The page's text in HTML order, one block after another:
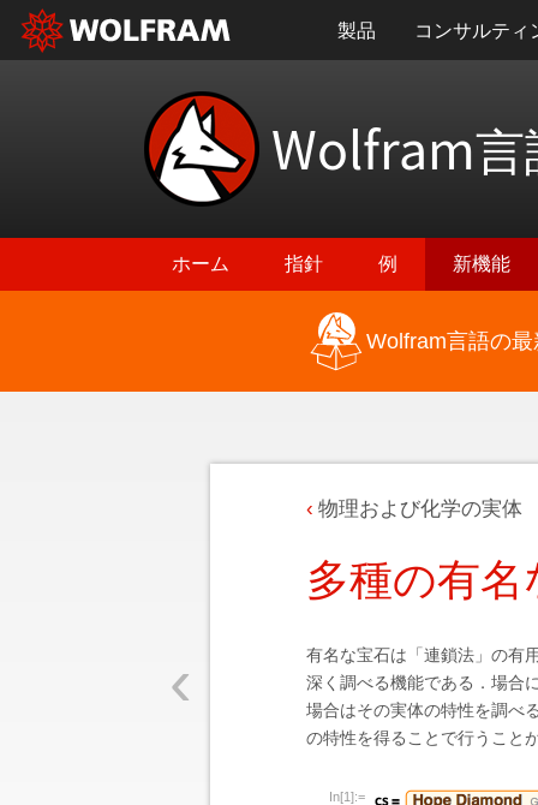
製品 コンサルティ
Wolfram言
ホーム 指針 例 新機能
Wolfram言語の
‹
物理および化学の実体
多種の有
有名な宝石は「連鎖法」の有
深く調べる機能である．場合
場合はその実体の特性を調べ
の特性を得ることで行うこと
In[1]:=